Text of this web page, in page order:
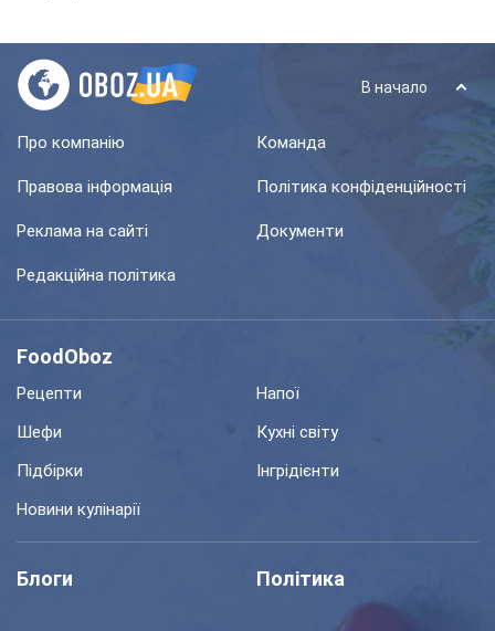
В начало
Про компанію Команда
Правова інформація Політика конфіденційності
Реклама на сайті Документи
Редакційна політика
FoodOboz
Рецепти
Напої
Шефи
Кухні світу
Підбірки
Інгрідієнти
Новини кулінарії
Блоги Політика